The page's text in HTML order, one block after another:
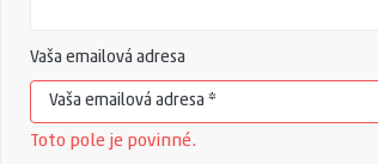
Vaša emailová adresa
Toto pole je povinné.